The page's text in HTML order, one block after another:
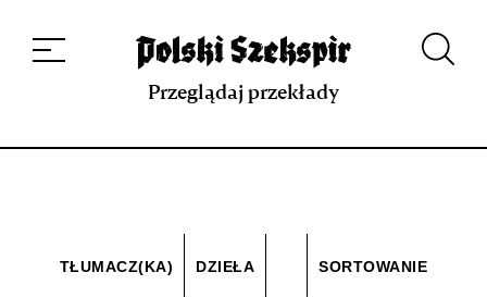
projekcie
Kontakt Indeks strony Aplikacja
Repozytorium XIX w.
Przeglądaj przekłady
TŁUMACZ(KA) DZIEŁA SORTOWANIE